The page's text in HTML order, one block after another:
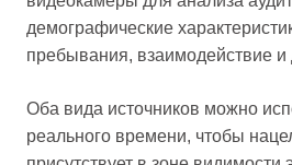
демографические
пребывания, взаимодействие и
Оба вида источников можно
реального времени, чтобы